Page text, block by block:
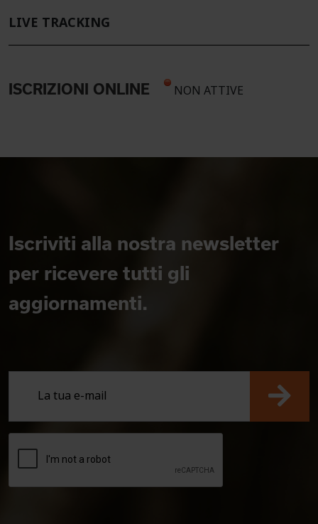
LIVE TRACKING
ISCRIZIONI ONLINE NON ATTIVE
Iscriviti alla nostra newsletter
per ricevere tutti gli
aggiornamenti.